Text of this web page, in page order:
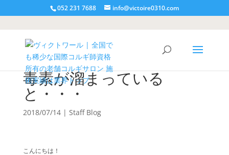
052 231 7688 info@victoire0310.com
毒素が溜まっている
と・・・
2018/07/14| Staff Blog
こんにちは！